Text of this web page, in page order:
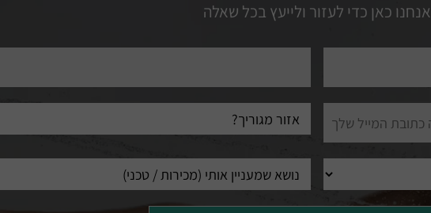
אנחנו כאן כדי לעזור ולייעץ בכל שאלה
עיר
מגורים